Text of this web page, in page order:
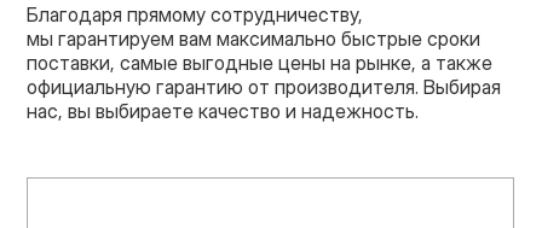
Благодаря прямому сотрудничеству,
мы гарантируем вам максимально быстрые сроки
поставки, самые выгодные цены на рынке, а также
официальную гарантию от производителя. Выбирая
нас, вы выбираете качество и надежность.